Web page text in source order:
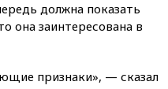
должна показать
она заинтересована в
признаки», — сказал